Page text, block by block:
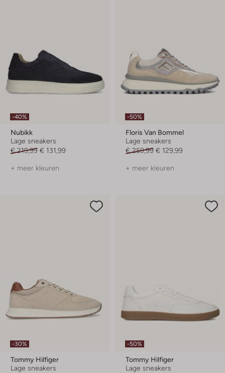
-40%
Nubikk
Lage sneakers
€ 219,99 € 131,99
+ meer kleuren
-50%
Floris Van Bommel
Lage sneakers
€ 259,99 € 129,99
+ meer kleuren
-30%
Tommy Hilfiger
Lage sneakers
-50%
Tommy Hilfiger
Lage sneakers